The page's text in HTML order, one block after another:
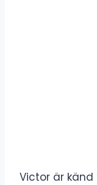
Victor är